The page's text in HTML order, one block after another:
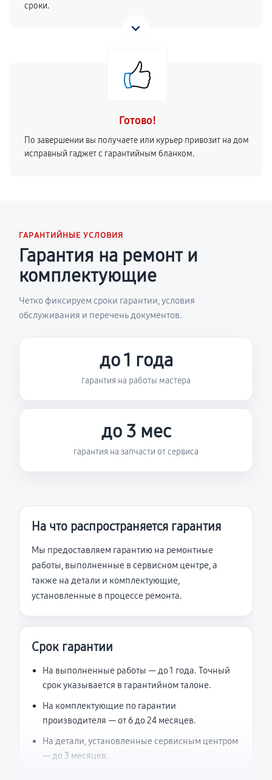
сроки.
Готово!
По завершении вы получаете или курьер привозит на дом
исправный гаджет с гарантийным бланком.
ГАРАНТИЙНЫЕ УСЛОВИЯ
Гарантия на ремонт и
комплектующие
Четко фиксируем сроки гарантии, условия
обслуживания и перечень документов.
до 1 года
гарантия на работы мастера
до 3 мес
гарантия на запчасти от сервиса
На что распространяется гарантия
Мы предоставляем гарантию на ремонтные
работы, выполненные в сервисном центре, а
также на детали и комплектующие,
установленные в процессе ремонта.
Срок гарантии
На выполненные работы — до 1 года. Точный
срок указывается в гарантийном талоне.
На комплектующие по гарантии
производителя — от 6 до 24 месяцев.
На детали, установленные сервисным центром
— до 3 месяцев.